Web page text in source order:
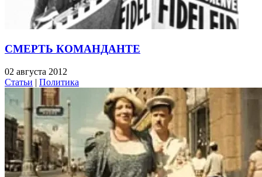
СМЕРТЬ КОМАНДАНТЕ
02 августа 2012
Статьи | Политика